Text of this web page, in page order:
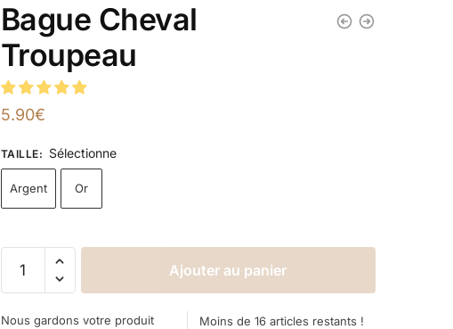
Bague Cheval
Troupeau
5.90€
TAILLE: Sélectionne
Argent Or
Ajouter au panier
Nous gardons votre produit
Moins de 16 articles restants !